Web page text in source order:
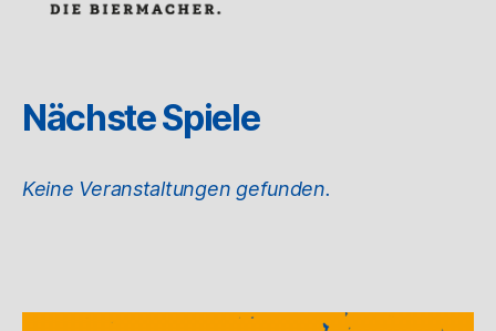
Nächste Spiele
Keine Veranstaltungen gefunden.